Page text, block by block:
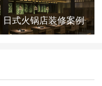
日式火锅店装修案例